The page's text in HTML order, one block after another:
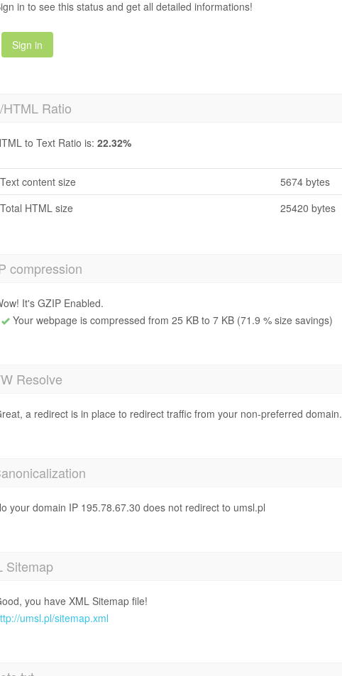
in to see this status and get all detailed informations!
Sign in
HTML Ratio
to Text Ratio is: 22.32%
Text content size
5674 bytes
Total HTML size
25420 bytes
compression
It's GZIP Enabled.
Your webpage is compressed from 25 KB to 7 KB (71.9 % size savings)
Resolve
a redirect is in place to redirect traffic from your non-preferred domain.
your domain IP 195.78.67.30 does not redirect to umsl.pl
Sitemap
you have XML Sitemap file!
umsl.pl/sitemap.xml